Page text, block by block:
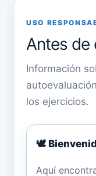
USO
Antes de
Información
los ejercicios.
🕊️
Aquí